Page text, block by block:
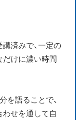
済みで、一定の
けに濃い時間
を語ることで、
せを通して自